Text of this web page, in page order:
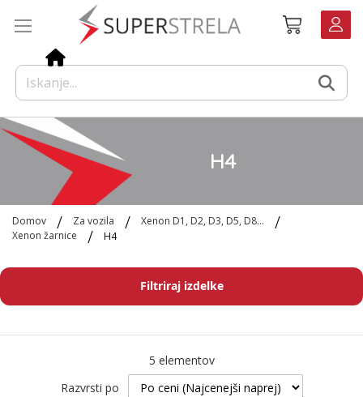
Košarica
H4
Domov Za vozila
Xenon D1, D2, D3, D5, D8...
Xenon žarnice
H4
Filtriraj izdelke
5 elementov
Razvrsti po